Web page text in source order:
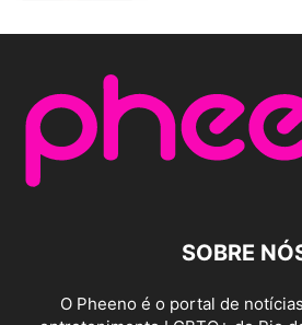
SOBRE
O Pheeno é o portal de